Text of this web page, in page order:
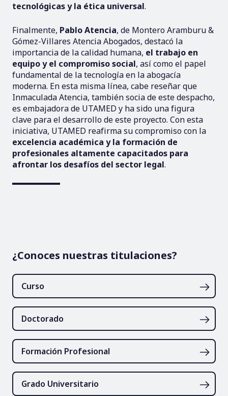
tecnológicas y la ética universal.
Finalmente, Pablo Atencia, de Montero Aramburu &
Gómez-Villares Atencia Abogados, destacó la
importancia de la calidad humana, el trabajo en
equipo y el compromiso social, así como el papel
fundamental de la tecnología en la abogacía
moderna. En esta misma línea, cabe reseñar que
Inmaculada Atencia, también socia de este despacho,
es embajadora de UTAMED y ha sido una figura
clave para el desarrollo de este proyecto. Con esta
iniciativa, UTAMED reafirma su compromiso con la
excelencia académica y la formación de
profesionales altamente capacitados para
afrontar los desafíos del sector legal.
¿Conoces nuestras titulaciones?
Curso
Doctorado
Formación Profesional
Grado Universitario